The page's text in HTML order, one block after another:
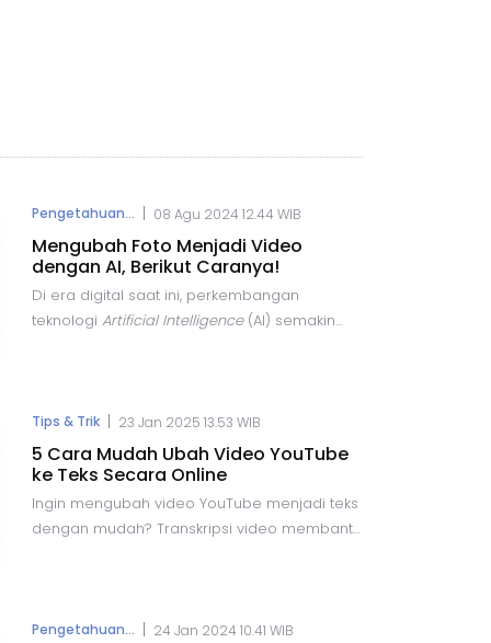
Pengetahuan... 08 Agu 2024 12.44 WIB
Mengubah Foto Menjadi Video
dengan AI, Berikut Caranya!
Di era digital saat ini, perkembangan
teknologi Artificial Intelligence(AI) semakin
kemampuan untuk mengubah foto menjadi
video dengan bantuan AI.
Tips & Trik 23 Jan 2025 13.53 WIB
5 Cara Mudah Ubah Video YouTube
ke Teks Secara Online
Ingin mengubah video YouTube menjadi teks
dengan mudah? Transkripsi video membantu
dengan cepat dan akurat, menggunakan
Pengetahuan... 24 Jan 2024 10.41 WIB